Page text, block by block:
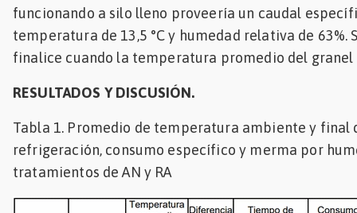
funcionando a silo lleno proveería un caudal
temperatura de 13,5 °C y humedad relativa de
finalice cuando la temperatura promedio del granel
RESULTADOS Y DISCUSIÓN.
Tabla 1. Promedio de temperatura ambiente y final
refrigeración, consumo específico y merma por
tratamientos de AN y RA